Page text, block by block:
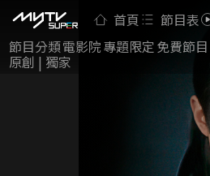
首頁 節目表
節目分類電影院專題限定 免費節目
原創 | 獨家